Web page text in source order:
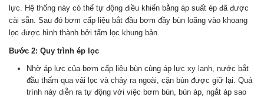
lực. Hệ thống này có thể tự động điều khiển bằng áp suất ép đã được
cài sẵn. Sau đó bơm cấp liệu bắt đầu bơm đầy bùn loãng vào khoang
lọc được hình thành bởi tấm lọc khung bản.
Bước 2: Quy trình ép lọc
Nhờ áp lực của bơm cấp liệu bùn cùng áp lực xy lanh, nước bắt
đầu thấm qua vải lọc và chảy ra ngoài, cặn bùn được giữ lại. Quá
trình này diễn ra tự động với việc bơm bùn, bùn áp, ngắt áp sao